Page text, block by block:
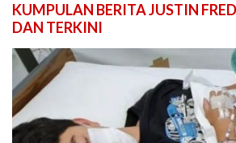
KUMPULAN BERITA JUSTIN
DAN TERKINI